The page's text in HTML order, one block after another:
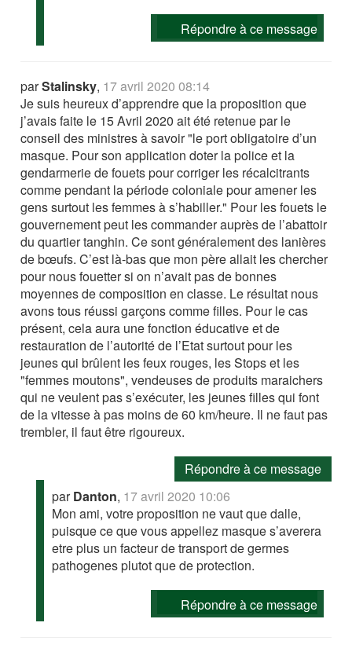
Répondre à ce message
parStalinsky, 17 avril 2020 08:14
Je suis heureux d’apprendre que la proposition que
j’avais faite le 15 Avril 2020 ait été retenue par le
conseil des ministres à savoir "le port obligatoire d’un
masque. Pour son application doter la police et la
gendarmerie de fouets pour corriger les récalcitrants
comme pendant la période coloniale pour amener les
gens surtout les femmes à s’habiller." Pour les fouets le
gouvernement peut les commander auprès de l’abattoir
du quartier tanghin. Ce sont généralement des lanières
de bœufs. C’est là-bas que mon père allait les chercher
pour nous fouetter si on n’avait pas de bonnes
moyennes de composition en classe. Le résultat nous
avons tous réussi garçons comme filles. Pour le cas
présent, cela aura une fonction éducative et de
restauration de l’autorité de l’Etat surtout pour les
jeunes qui brûlent les feux rouges, les Stops et les
"femmes moutons", vendeuses de produits maraichers
qui ne veulent pas s’exécuter, les jeunes filles qui font
de la vitesse à pas moins de 60 km/heure. Il ne faut pas
trembler, il faut être rigoureux.
Répondre à ce message
parDanton, 17 avril 2020 10:06
Mon ami, votre proposition ne vaut que dalle,
puisque ce que vous appellez masque s’averera
etre plus un facteur de transport de germes
pathogenes plutot que de protection.
Répondre à ce message